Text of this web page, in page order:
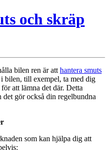
och skräp
bilen ren är att hantera smuts
bilen, till exempel, ta med dig
att lämna det där. Detta
gör också din regelbundna
som kan hjälpa dig att